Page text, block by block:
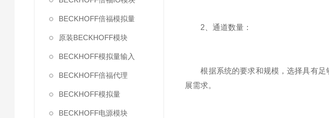
BECKHOFF倍福模拟量
原装BECKHOFF模块
BECKHOFF模拟量输入
BECKHOFF倍福代理
BECKHOFF模拟量
BECKHOFF电源模块
2、通道数量：
根据系统的要求和规模，选择具有足
展需求。